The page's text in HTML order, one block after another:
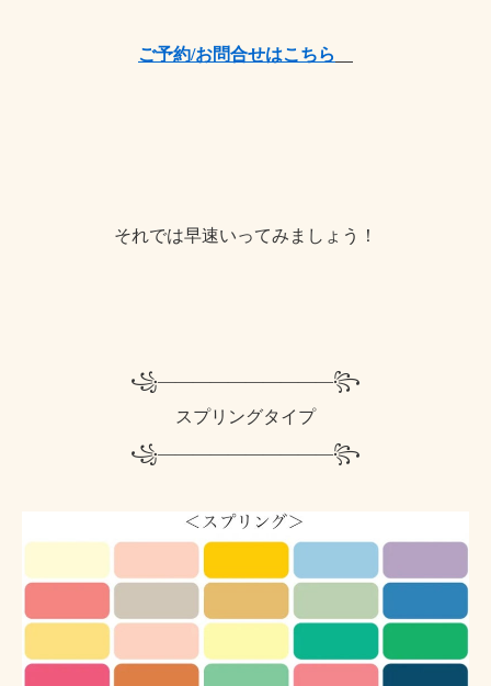
ご予約/お問合せはこちら
それでは早速いってみましょう！
꧁——————————꧂
スプリングタイプ
꧁——————————꧂